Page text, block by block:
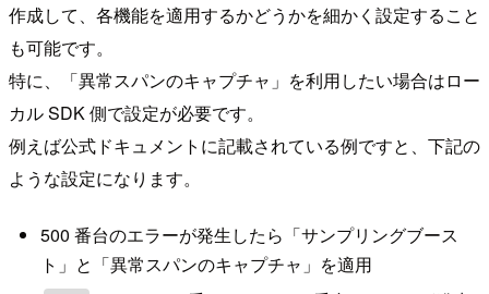
作成して、各機能を適用するかどうかを細かく設定すること
も可能です。
特に、「異常スパンのキャプチャ」を利用したい場合はロー
カル SDK 側で設定が必要です。
例えば公式ドキュメントに記載されている例ですと、下記の
ような設定になります。
500 番台のエラーが発生したら「サンプリングブース
ト」と「異常スパンのキャプチャ」を適用